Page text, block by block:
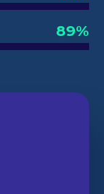
89%